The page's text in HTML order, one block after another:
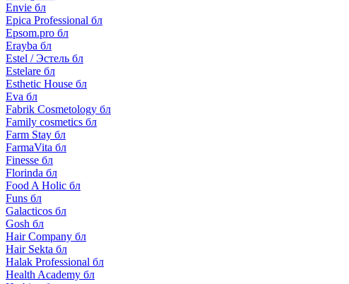
Envie бл
Epica Professional бл
Epsom.pro бл
Erayba бл
Estel / Эстель бл
Estelare бл
Esthetic House бл
Eva бл
Fabrik Cosmetology бл
Family cosmetics бл
Farm Stay бл
FarmaVita бл
Finesse бл
Florinda бл
Food A Holic бл
Funs бл
Galacticos бл
Gosh бл
Hair Company бл
Hair Sekta бл
Halak Professional бл
Health Academy бл